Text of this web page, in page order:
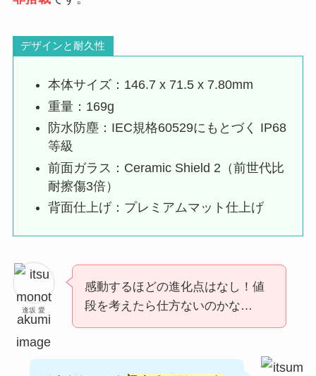
デザインと耐久性
本体サイズ：146.7 x 71.5 x 7.80mm
重量：169g
防水防塵：IEC規格60529にもとづく IP68
等級
前面ガラス：Ceramic Shield 2（前世代比
耐擦傷3倍）
背面仕上げ：プレミアムマット仕上げ
逢坂 愛
感動するほどの進化点はなし！値
段を考えたら仕方ないのかな…